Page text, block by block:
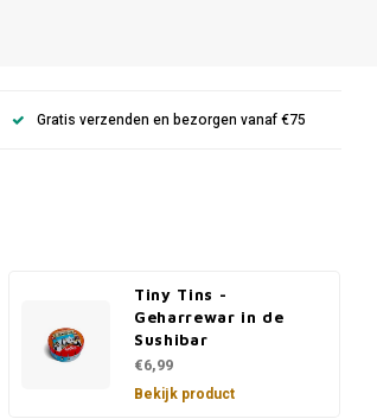
Gratis verzenden en bezorgen vanaf €75
Tiny Tins -
Geharrewar in de
Sushibar
€6,99
Bekijk product